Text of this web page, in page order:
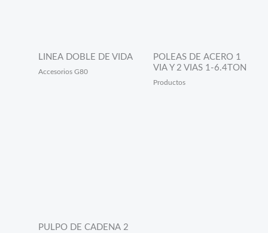
LINEA DOBLE DE VIDA
Accesorios G80
POLEAS DE ACERO 1
VIA Y 2 VIAS 1-6.4TON
Productos
PULPO DE CADENA 2